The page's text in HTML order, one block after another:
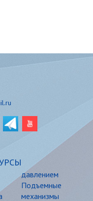
давлением
Подъемные
механизмы